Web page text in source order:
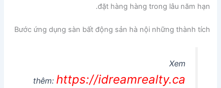
đặt hàng hàng trong lâu năm hạn.
Bước ứng dụng sàn bất động sản hà nội những thành tích
Xem
thêm:https://idreamrealty.ca